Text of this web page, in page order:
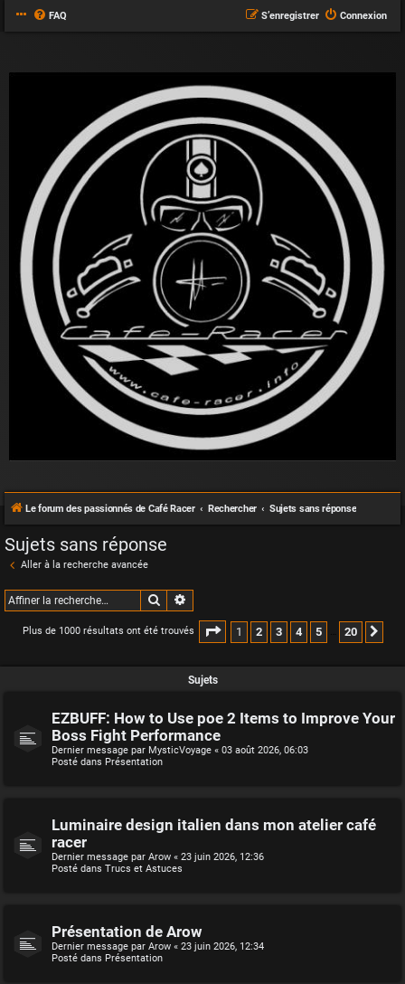
FAQ Connexion
S’enregistrer
Le forum des passionnés de Café Racer Rechercher Sujets sans réponse
Sujets sans réponse
Aller à la recherche avancée
Rechercher
Plus de 1000 résultats ont été trouvés Page 1sur20
1 2 3 4 5 20
Sujets
EZBUFF: How to Use poe 2 Items to Improve Your
Boss Fight Performance
Dernier message par MysticVoyage « 03 août 2026, 06:03
Posté dans Présentation
Luminaire design italien dans mon atelier café
racer
Dernier message par Arow « 23 juin 2026, 12:36
Posté dans Trucs et Astuces
Présentation de Arow
Dernier message par Arow « 23 juin 2026, 12:34
Posté dans Présentation